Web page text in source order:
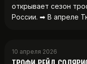
открывает сезон
России. ➡ В апреле
10 апреля 2026